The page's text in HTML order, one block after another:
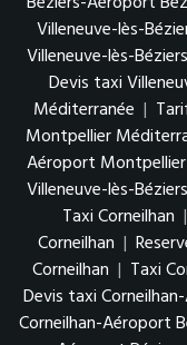
Villeneuve-lès-
Villeneuve-lès-
Devis taxi
Méditerranée |
Montpellier
Aéroport
Villeneuve-lès-
Taxi Corneilhan |
Corneilhan |
Corneilhan | Taxi
Devis taxi
Corneilhan-Aéroport